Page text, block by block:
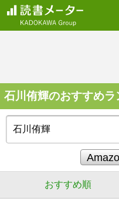
石川侑輝のおすすめラ
おすすめ順